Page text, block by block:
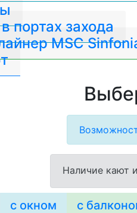
портах захода
MSC
Наличие кают
с окном с